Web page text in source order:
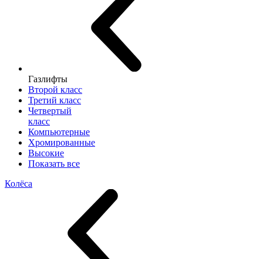
Газлифты
Второй класс
Третий класс
Четвертый
класс
Компьютерные
Хромированные
Высокие
Показать все
Колёса